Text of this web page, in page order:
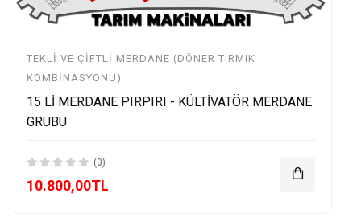
TEKLI VE ÇIFTLI MERDANE (DÖNER TIRMIK
KOMBINASYONU)
15 Lİ MERDANE PIRPIRI - KÜLTİVATÖR MERDANE
GRUBU
(0)
10.800,00TL